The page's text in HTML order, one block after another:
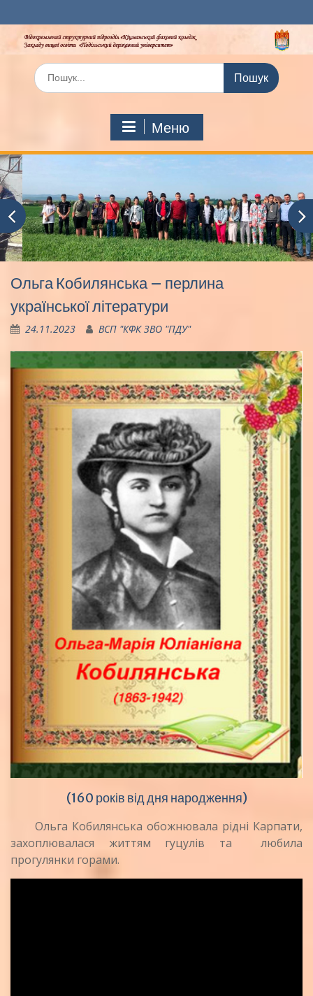
до
вмісту
Шукати:
Меню
Ольга Кобилянська – перлина
української літератури
24.11.2023 ВСП "КФК ЗВО "ПДУ"
(160 років від дня народження)
Ольга Кобилянська обожнювала рідні Карпати,
захоплювалася життям гуцулів та любила
прогулянки горами.